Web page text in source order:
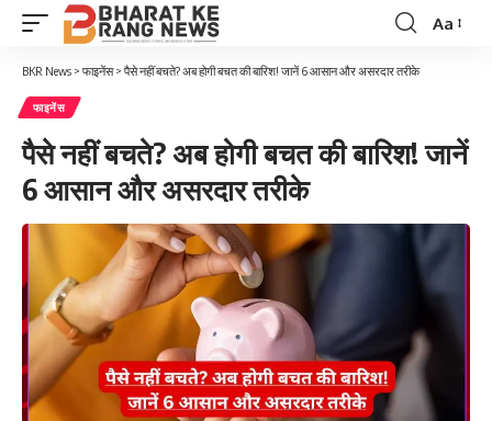
Font
Aa
BKR News > फाइनेंस> पैसे नहीं बचते? अब होगी बचत की बारिश! जानें 6 आसान और असरदार तरीके
फाइनेंस
पैसे नहीं बचते? अब होगी बचत की बारिश! जानें
6 आसान और असरदार तरीके